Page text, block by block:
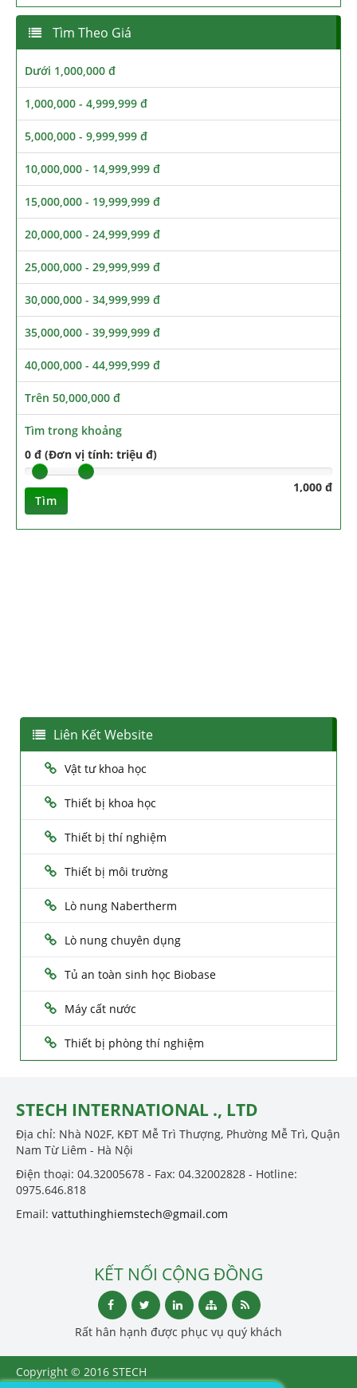
Tìm Theo Giá
Dưới 1,000,000 đ
1,000,000 - 4,999,999 đ
5,000,000 - 9,999,999 đ
10,000,000 - 14,999,999 đ
15,000,000 - 19,999,999 đ
20,000,000 - 24,999,999 đ
25,000,000 - 29,999,999 đ
30,000,000 - 34,999,999 đ
35,000,000 - 39,999,999 đ
40,000,000 - 44,999,999 đ
Trên 50,000,000 đ
Tìm trong khoảng
0 đ (Đơn vị tính: triệu đ)
1,000 đ
Tìm
Liên Kết Website
Vật tư khoa học
Thiết bị khoa học
Thiết bị thí nghiệm
Thiết bị môi trường
Lò nung Nabertherm
Lò nung chuyên dụng
Tủ an toàn sinh học Biobase
Máy cất nước
Thiết bị phòng thí nghiệm
STECH INTERNATIONAL ., LTD
Địa chỉ: Nhà N02F, KĐT Mễ Trì Thượng, Phường Mễ Trì, Quận
Nam Từ Liêm - Hà Nội
Điện thoại: 04.32005678 - Fax: 04.32002828 - Hotline:
0975.646.818
Email: vattuthinghiemstech@gmail.com
KẾT NỐI CỘNG ĐỒNG
Rất hân hạnh được phục vụ quý khách
Copyright © 2016 STECH